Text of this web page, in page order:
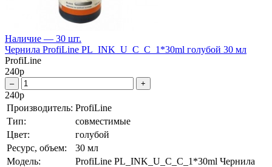
Наличие — 30 шт.
Чернила ProfiLine PL_INK_U_C_C_1*30ml голубой 30 мл
ProfiLine
240р
– +
240р
Производитель: ProfiLine
Тип:
совместимые
Цвет:
голубой
Ресурс, объем:
30 мл
Модель:
ProfiLine PL_INK_U_C_C_1*30ml Чернила